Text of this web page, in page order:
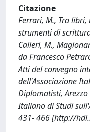
Citazione
Ferrari, M., Tra
strumenti di
Calleri, M.,
da Francesco
Atti del convegno
dell'Associazione
Diplomatisti,
Italiano di Studi
431- 466 [http://